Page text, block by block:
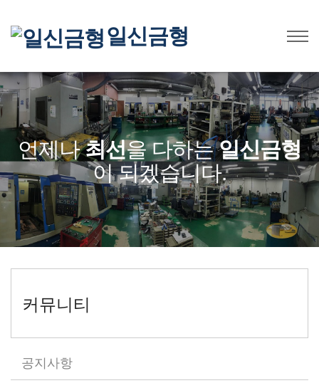
일신금형
언제나최선을 다하는일신금형
이 되겠습니다.
커뮤니티
공지사항